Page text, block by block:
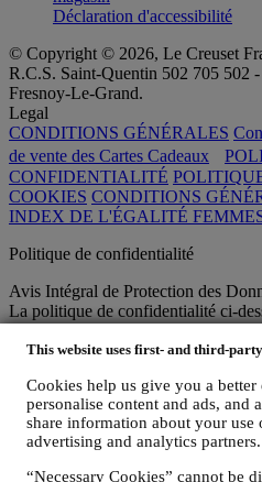
This website uses first- and third-
Cookies help us give you a better
personalise content and ads, and
share information about your
advertising and analytics partners.
“Necessary Cookies” cannot be
Déclaration d'accessibilité
© Copyright © 2026, Le Creuset
R.C.S. Saint-Quentin 502 705 502
Fresnoy-Le-Grand.
Legal
CONDITIONS GÉNÉRALES
de vente des Cartes Cadeaux
CONFIDENTIALITÉ
COOKIES CONDITIONS
INDEX DE L'ÉGALITÉ
Politique de confidentialité
Avis Intégral de Protection des
La politique de confidentialité ci-
consulter la politique de
données personnelles. Nous vous
pourquoi nous utilisons vos
La sécurité relative aux achats en
Vos données personnelles sont
toute confidentialité, conformément